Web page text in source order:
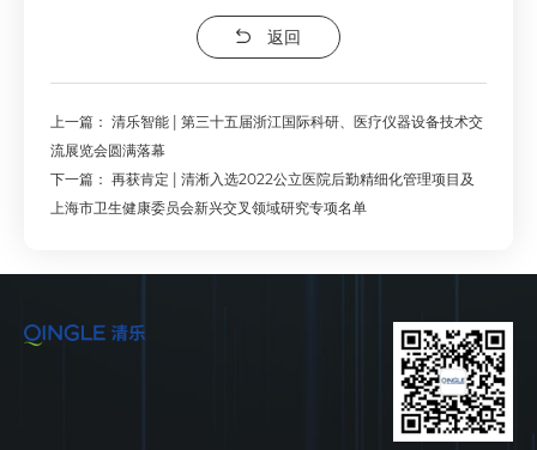
返回
上一篇：清乐智能 | 第三十五届浙江国际科研、医疗仪器设备技术交
流展览会圆满落幕
下一篇：再获肯定 | 清淅入选2022公立医院后勤精细化管理项目及
上海市卫生健康委员会新兴交叉领域研究专项名单